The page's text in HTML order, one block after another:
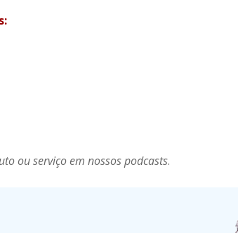
ou serviço em nossos podcasts.